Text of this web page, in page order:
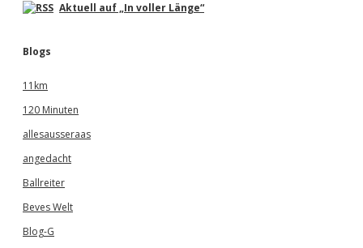
Aktuell auf „In voller Länge“
Blogs
11km
120 Minuten
allesausseraas
angedacht
Ballreiter
Beves Welt
Blog-G